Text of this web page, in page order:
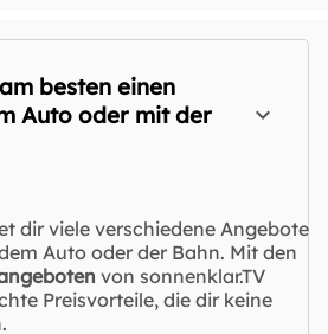
besten einen
Auto oder mit der
dir viele verschiedene Angebote
Auto oder der Bahn. Mit den
von sonnenklar.TV
Preisvorteile, die dir keine